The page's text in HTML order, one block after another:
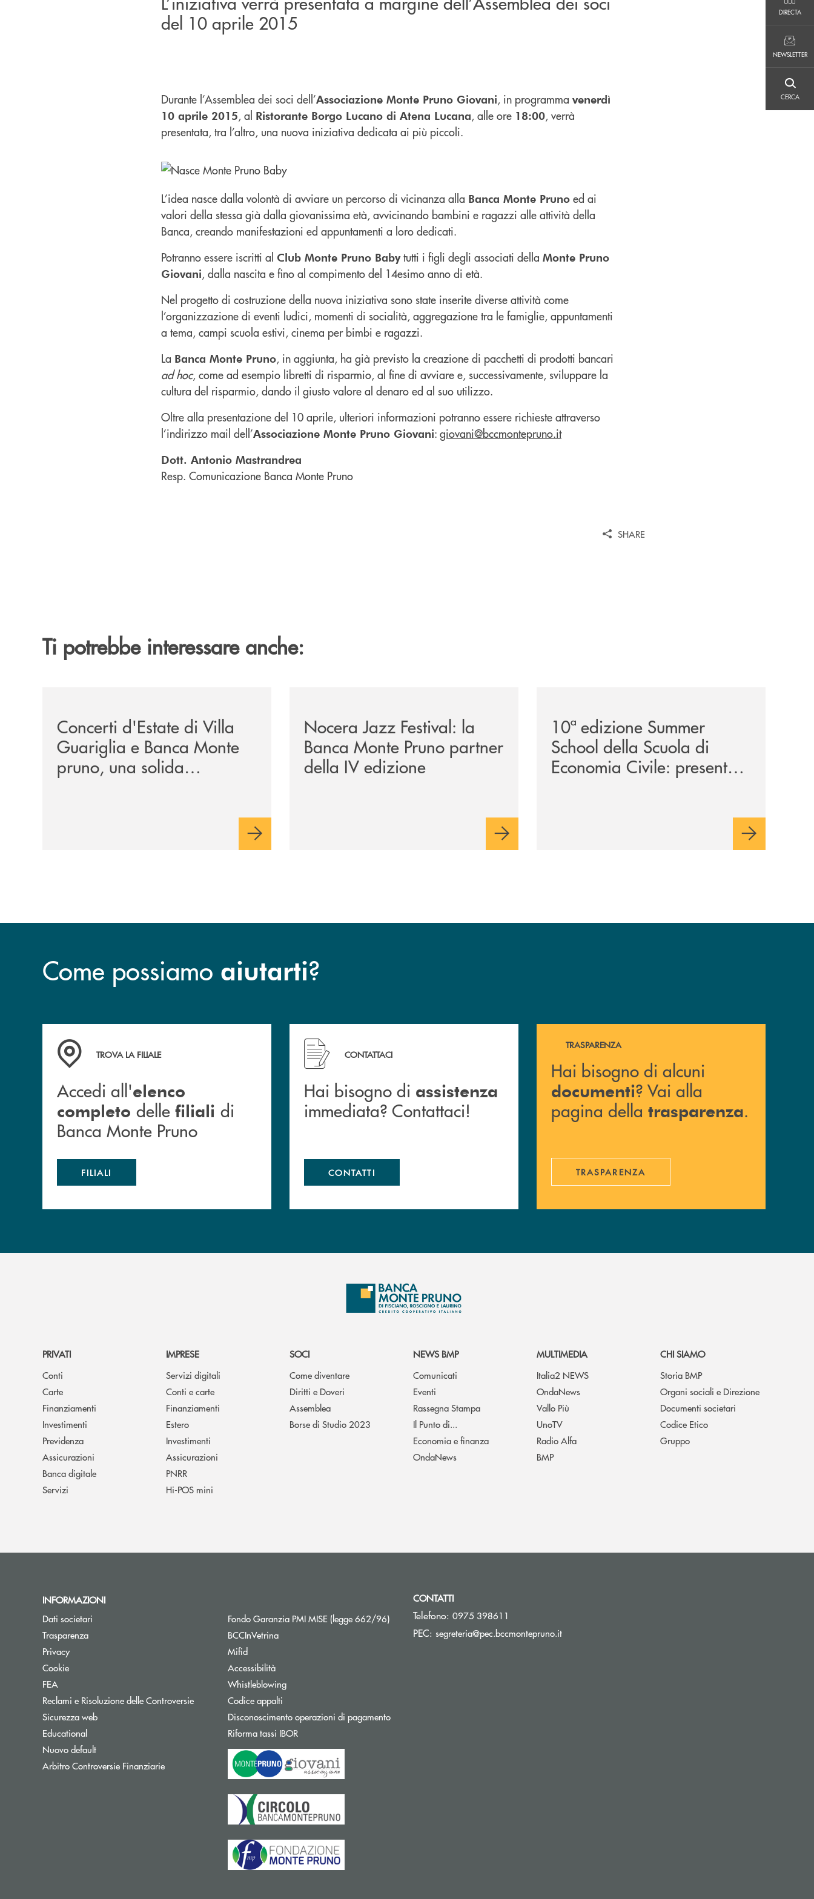
DIRECTA
NEWSLETTER
CERCA
del 10 aprile 2015
Durante l’Assemblea dei soci dell’Associazione Monte Pruno Giovani, in programma venerdì
10 aprile 2015, al Ristorante Borgo Lucano di Atena Lucana, alle ore 18:00, verrà
presentata, tra l’altro, una nuova iniziativa dedicata ai più piccoli.
L’idea nasce dalla volontà di avviare un percorso di vicinanza alla Banca Monte Pruno ed ai
valori della stessa già dalla giovanissima età, avvicinando bambini e ragazzi alle attività della
Banca, creando manifestazioni ed appuntamenti a loro dedicati.
Potranno essere iscritti al Club Monte Pruno Babytutti i figli degli associati della Monte Pruno
Giovani, dalla nascita e fino al compimento del 14esimo anno di età.
Nel progetto di costruzione della nuova iniziativa sono state inserite diverse attività come
l’organizzazione di eventi ludici, momenti di socialità, aggregazione tra le famiglie, appuntamenti
a tema, campi scuola estivi, cinema per bimbi e ragazzi.
La Banca Monte Pruno, in aggiunta, ha già previsto la creazione di pacchetti di prodotti bancari
ad hoc, come ad esempio libretti di risparmio, al fine di avviare e, successivamente, sviluppare la
cultura del risparmio, dando il giusto valore al denaro ed al suo utilizzo.
Oltre alla presentazione del 10 aprile, ulteriori informazioni potranno essere richieste attraverso
l’indirizzo mail dell’Associazione Monte Pruno Giovani: giovani@bccmontepruno.it
Dott. Antonio Mastrandrea
Resp. Comunicazione Banca Monte Pruno
SHARE
Ti potrebbe interessare anche:
Concerti d'Estate di Villa
Guariglia e Banca Monte
pruno, una solida
collaborazione anche per
Nocera Jazz Festival: la
Banca Monte Pruno partner
della IV edizione
10ª edizione Summer
School della Scuola di
Economia Civile: presente
anche la Banca Monte
Come possiamo aiutarti?
Accedi all' elenco completo&nbsp; delle&nbsp; filiali&nbsp; di Banca Monte Pruno
TROVA LA FILIALE
Accedi all'elenco
completo delle filiali di
Banca Monte Pruno
FILIALI
Hai bisogno di assistenza immediata? Contattaci!
CONTATTACI
Hai bisogno di assistenza
immediata? Contattaci!
CONTATTI
Hai bisogno di alcuni documenti ? Vai alla pagina della
TRASPARENZA
Hai bisogno di alcuni
documenti? Vai alla
pagina della trasparenza.
TRASPARENZA
PRIVATI
Conti
Carte
Finanziamenti
Investimenti
Previdenza
Assicurazioni
Banca digitale
Servizi
IMPRESE
Servizi digitali
Conti e carte
Finanziamenti
Estero
Investimenti
Assicurazioni
PNRR
Hi-POS mini
SOCI
Come diventare
Diritti e Doveri
Assemblea
Borse di Studio 2023
NEWS BMP
Comunicati
Eventi
Rassegna Stampa
Il Punto di...
Economia e finanza
OndaNews
MULTIMEDIA
Italia2 NEWS
OndaNews
Vallo Più
UnoTV
Radio Alfa
BMP
CHI SIAMO
Storia BMP
Organi sociali e Direzione
Documenti societari
Codice Etico
Gruppo
INFORMAZIONI
Dati societari
Trasparenza
Privacy
Cookie
FEA
Reclami e Risoluzione delle Controversie
Sicurezza web
Educational
Nuovo default
Arbitro Controversie FinanziarieApre una nuova finestra
Fondo Garanzia PMI MISE (legge 662/96)Apre una nuova finestra
BCCInVetrina
Mifid
Accessibilità
Whistleblowing
Codice appalti
Disconoscimento operazioni di pagamento
Riforma tassi IBORApre una nuova finestra
CONTATTI
Telefono: 0975 398611
PEC: segreteria@pec.bccmontepruno.it(si apre l’app di posta elettronica)